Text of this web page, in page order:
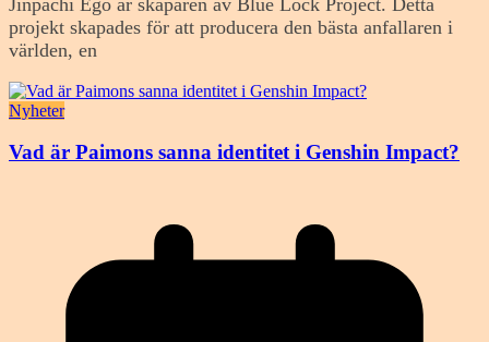
projekt skapades för att producera den bästa anfallaren i
världen, en
Nyheter
Vad är Paimons sanna identitet i Genshin Impact?